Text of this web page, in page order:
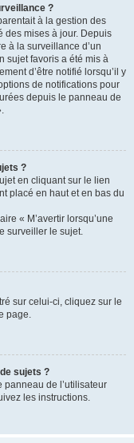
?
à la gestion des
des mises à jour. Depuis
à la surveillance d’un
sujet favoris a été mis à
d’être notifié lorsqu’il y
de notifications pour
depuis le panneau de
?
en cliquant sur le lien
placé en haut et en bas du
« M’avertir lorsqu’une
surveiller le sujet.
sur celui-ci, cliquez sur le
page.
sujets ?
panneau de l’utilisateur
les instructions.